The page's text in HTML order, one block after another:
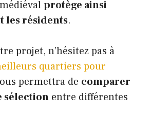
protège ainsi
les résidents.
projet, n’hésitez pas à
quartiers pour
permettra de comparer
sélection entre différentes